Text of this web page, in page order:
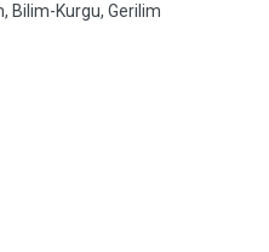
Bilim-Kurgu, Gerilim